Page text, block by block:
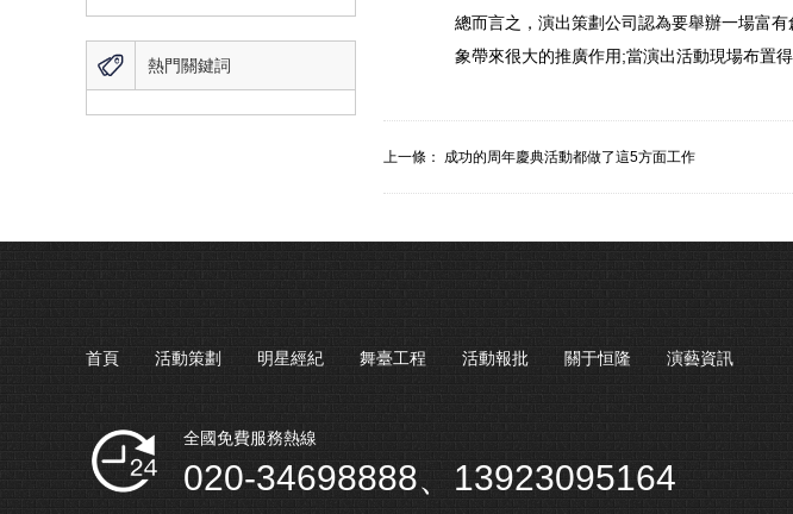
 熱門關鍵詞
總而言之，演出策劃公司認為要舉辦一場富
象帶來很大的推廣作用;當演出活動現場布置
上一條： 成功的周年慶典活動都做了這5方面工作
首頁 活動策劃 明星經紀 舞臺工程 活動報批 關于恒隆 演藝資訊
全國免費服務熱線
020-34698888、13923095164